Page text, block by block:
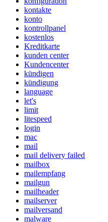
kontakte
konto
kontrollpanel
kostenlos
Kreditkarte
kunden center
Kundencenter
kündigen
kündigung
language
let's
limit
litespeed
login
mac
mail
mail delivery failed
mailbox
mailempfang
mailgun
mailheader
mailserver
mailversand
malware